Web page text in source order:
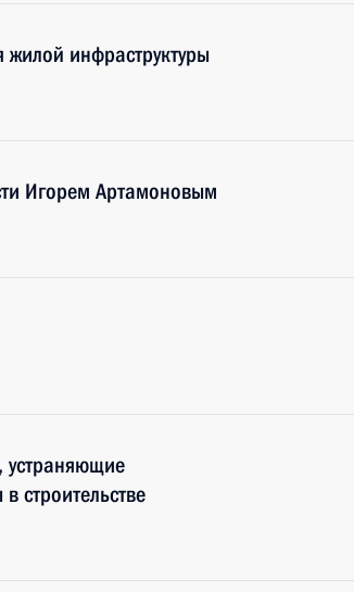
инфраструктуры
Игорем Артамоновым
устраняющие
строительстве